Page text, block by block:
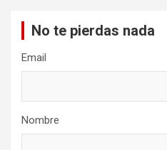
No te pierdas nada
Email
Nombre